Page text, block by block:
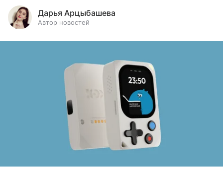
Дарья Арцыбашева
Автор новостей